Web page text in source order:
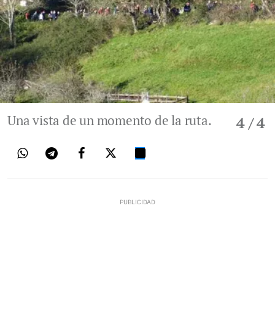
4/ 4
Una vista de un momento de la ruta.